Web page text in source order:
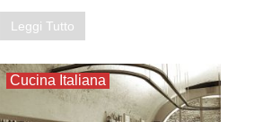
Leggi Tutto
Cucina Italiana